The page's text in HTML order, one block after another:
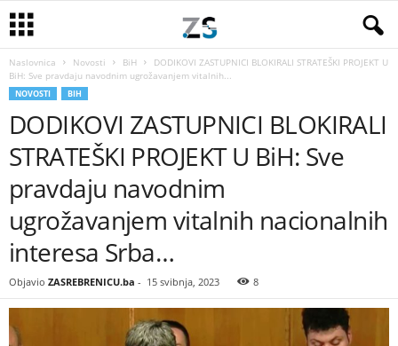
Naslovnica Novosti BiH
DODIKOVI ZASTUPNICI BLOKIRALI STRATEŠKI PROJEKT U
BiH: Sve pravdaju navodnim ugrožavanjem vitalnih...
NOVOSTI BIH
DODIKOVI ZASTUPNICI BLOKIRALI
STRATEŠKI PROJEKT U BiH: Sve
pravdaju navodnim
ugrožavanjem vitalnih nacionalnih
interesa Srba…
Objavio ZASREBRENICU.ba - 15 svibnja, 2023 8